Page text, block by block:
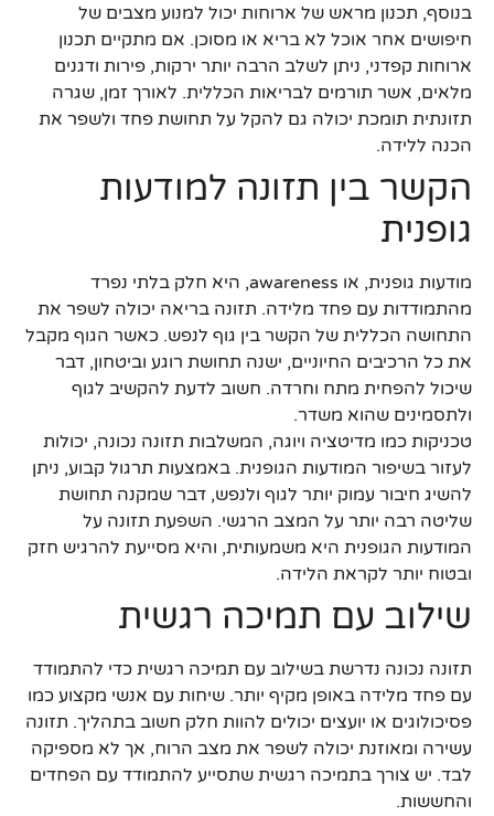
בנוסף, תכנון מראש של ארוחות יכול למנוע מצבים של
חיפושים אחר אוכל לא בריא או מסוכן. אם מתקיים תכנון
ארוחות קפדני, ניתן לשלב הרבה יותר ירקות, פירות ודגנים
מלאים, אשר תורמים לבריאות הכללית. לאורך זמן, שגרה
תזונתית תומכת יכולה גם להקל על תחושת פחד ולשפר את
הכנה ללידה.
הקשר בין תזונה למודעות
גופנית
מודעות גופנית, או awareness, היא חלק בלתי נפרד
מהתמודדות עם פחד מלידה. תזונה בריאה יכולה לשפר את
התחושה הכללית של הקשר בין גוף לנפש. כאשר הגוף מקבל
את כל הרכיבים החיוניים, ישנה תחושת רוגע וביטחון, דבר
שיכול להפחית מתח וחרדה. חשוב לדעת להקשיב לגוף
ולתסמינים שהוא משדר.
טכניקות כמו מדיטציה ויוגה, המשלבות תזונה נכונה, יכולות
לעזור בשיפור המודעות הגופנית. באמצעות תרגול קבוע, ניתן
להשיג חיבור עמוק יותר לגוף ולנפש, דבר שמקנה תחושת
שליטה רבה יותר על המצב הרגשי. השפעת תזונה על
המודעות הגופנית היא משמעותית, והיא מסייעת להרגיש חזק
ובטוח יותר לקראת הלידה.
שילוב עם תמיכה רגשית
תזונה נכונה נדרשת בשילוב עם תמיכה רגשית כדי להתמודד
עם פחד מלידה באופן מקיף יותר. שיחות עם אנשי מקצוע כמו
פסיכולוגים או יועצים יכולים להוות חלק חשוב בתהליך. תזונה
עשירה ומאוזנת יכולה לשפר את מצב הרוח, אך לא מספיקה
לבד. יש צורך בתמיכה רגשית שתסייע להתמודד עם הפחדים
והחששות.